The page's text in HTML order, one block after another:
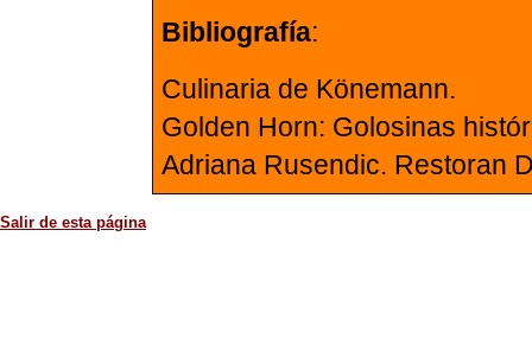
Bibliografía:
Culinaria de Könemann.
Golden Horn: Golosinas
Adriana Rusendic. Restoran
Salir de esta página